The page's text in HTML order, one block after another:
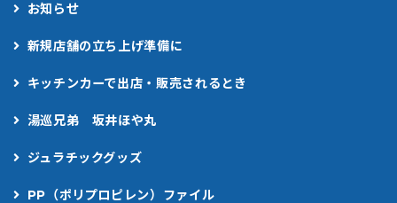
お知らせ
新規店舗の立ち上げ準備に
キッチンカーで出店・販売されるとき
湯巡兄弟 坂井ほや丸
ジュラチックグッズ
PP（ポリプロピレン）ファイル